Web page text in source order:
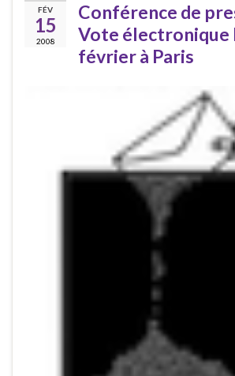
FÉV
15
2008
Conférence de
Vote électronique
février à Paris